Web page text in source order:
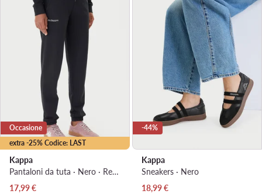
extra -25% Codice: LAST
Occasione
Kappa
Pantaloni da tuta · Nero · Regular Fit
Prezzo attuale
17,99€
-44%
Kappa
Sneakers · Nero
Prezzo attuale
18,99€